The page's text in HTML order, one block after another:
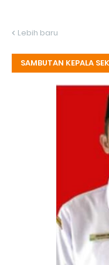
Lebih baru
SAMBUTAN KEPALA